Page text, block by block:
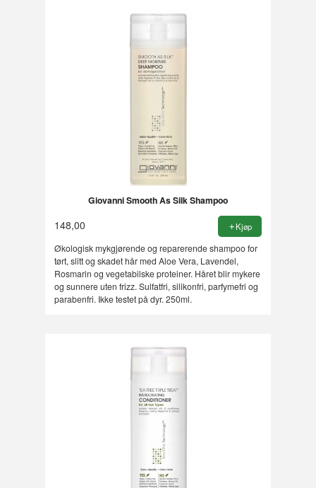
Giovanni Smooth As Silk Shampoo
148,00 Kjøp
Økologisk mykgjørende og reparerende shampoo for
tørt, slitt og skadet hår med Aloe Vera, Lavendel,
Rosmarin og vegetabilske proteiner. Håret blir mykere
og sunnere uten frizz. Sulfatfri, silikonfri, parfymefri og
parabenfri. Ikke testet på dyr. 250ml.